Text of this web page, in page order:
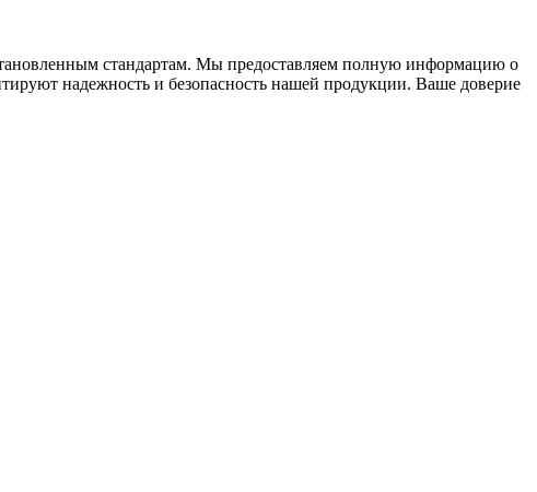
стандартам. Мы предоставляем полную информацию о
надежность и безопасность нашей продукции. Ваше доверие